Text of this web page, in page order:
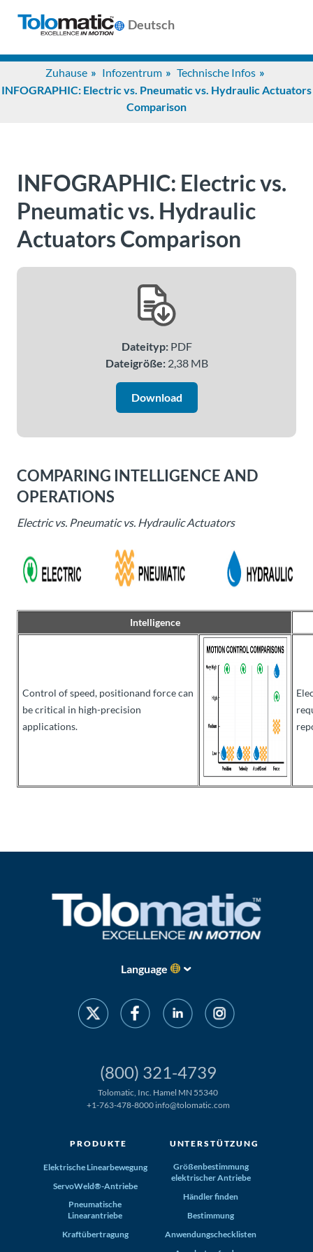
Deutsch
Zuhause Infozentrum
Technische Infos
INFOGRAPHIC: Electric vs. Pneumatic vs. Hydraulic Actuators
Comparison
INFOGRAPHIC: Electric vs.
Pneumatic vs. Hydraulic
Actuators Comparison
Dateityp:PDF
Dateigröße:2,38 MB
Download
COMPARING INTELLIGENCE AND
OPERATIONS
Electric vs. Pneumatic vs. Hydraulic Actuators
Intelligence
Control of speed, positionand force can
be critical in high-precision
applications.
Language
(800) 321-4739
Tolomatic, Inc. Hamel MN 55340
+1-763-478-8000 info@tolomatic.com
PRODUKTE
Elektrische Linearbewegung
ServoWeld®-Antriebe
Pneumatische
Linearantriebe
Kraftübertragung
UNTERSTÜTZUNG
Größenbestimmung
elektrischer Antriebe
Händler finden
Bestimmung
Anwendungschecklisten
for:
Unterstützung
Infozentrum
Anwendungen
Neuigkeiten &
Veranstaltungen
Dealer
Portal